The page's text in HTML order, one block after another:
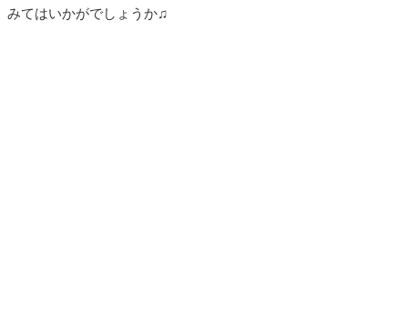
みてはいかがでしょうか♫